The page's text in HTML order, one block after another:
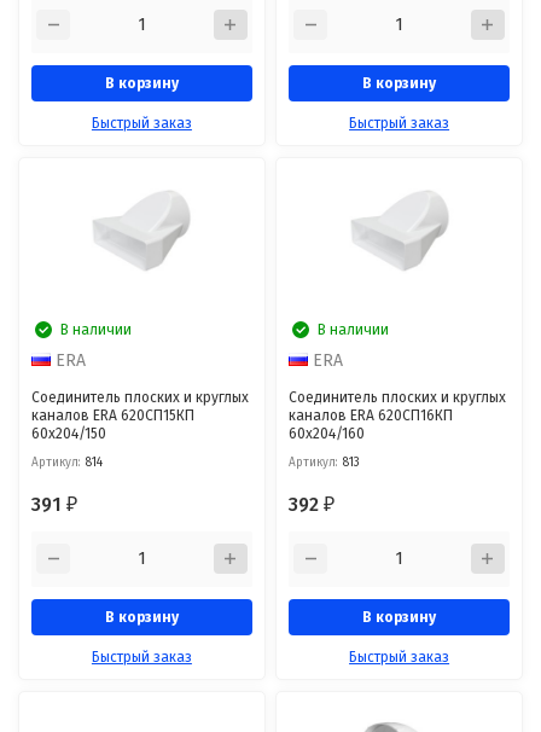
В корзину
Быстрый заказ
В корзину
Быстрый заказ
В наличии
ERA
Соединитель плоских и круглых
каналов ERA 620СП15КП
60х204/150
Артикул: 814
391₽
В корзину
Быстрый заказ
В наличии
ERA
Соединитель плоских и круглых
каналов ERA 620СП16КП
60х204/160
Артикул: 813
392₽
В корзину
Быстрый заказ